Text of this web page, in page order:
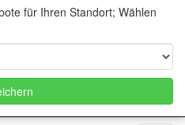
für Ihren Standort; Wählen